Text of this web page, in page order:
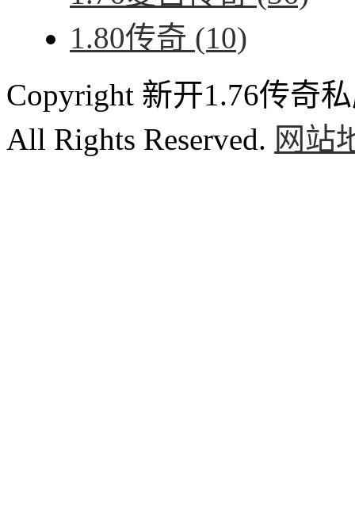
1.80传奇 (10)
Copyright 新开1.76传奇
All Rights Reserved. 网站